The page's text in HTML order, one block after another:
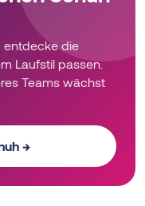
entdecke die
Laufstil passen.
Teams wächst
→